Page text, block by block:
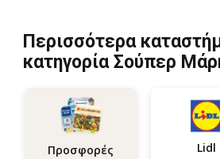
Περισσότερα
κατηγορία Σούπερ
Προσφορές Lidl